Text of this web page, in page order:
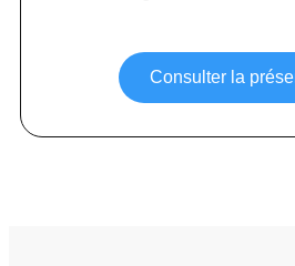
Consulter la